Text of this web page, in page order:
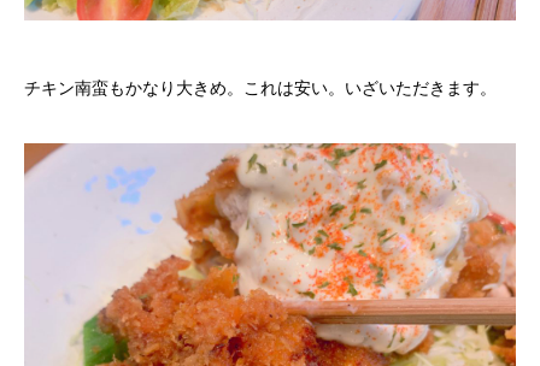
チキン南蛮もかなり大きめ。これは安い。いざいただきます。